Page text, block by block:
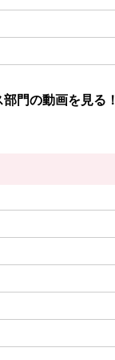
門の動画を見る！